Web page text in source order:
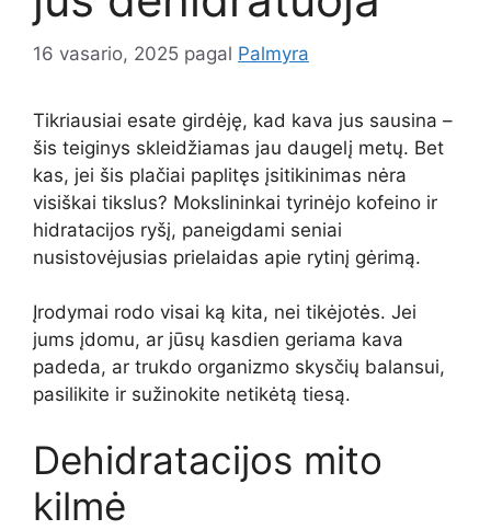
16 vasario, 2025 pagal Palmyra
Tikriausiai esate girdėję, kad kava jus sausina –
šis teiginys skleidžiamas jau daugelį metų. Bet
kas, jei šis plačiai paplitęs įsitikinimas nėra
visiškai tikslus? Mokslininkai tyrinėjo kofeino ir
hidratacijos ryšį, paneigdami seniai
nusistovėjusias prielaidas apie rytinį gėrimą.
Įrodymai rodo visai ką kita, nei tikėjotės. Jei
jums įdomu, ar jūsų kasdien geriama kava
padeda, ar trukdo organizmo skysčių balansui,
pasilikite ir sužinokite netikėtą tiesą.
Dehidratacijos mito
kilmė